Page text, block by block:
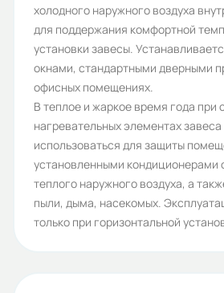
Номинальный ток (А):
14
Степень защиты (IP):
IP20
Максимальная высота
(м):
2,2
Источник тепла:
Электричество
холодного наружного воздуха
для поддержания комфортной
установки завесы.
окнами, стандартными дверными
офисных помещениях.
В теплое и жаркое время года при
нагревательных элементах
использоваться для защиты
установленными кондиционерами
теплого наружного воздуха, а
пыли, дыма, насекомых.
только при горизонтальной